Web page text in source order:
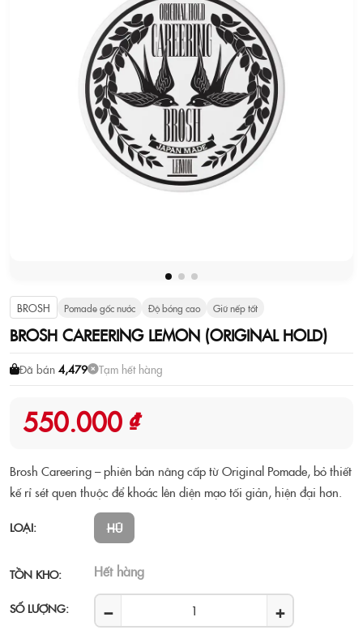
BROSH Pomade gốc nước Độ bóng cao Giữ nếp tốt
BROSH CAREERING LEMON (ORIGINAL HOLD)
Đã bán 4,479 Tạm hết hàng
550.000 ₫
Brosh Careering – phiên bản nâng cấp từ Original Pomade, bỏ thiết
kế rỉ sét quen thuộc để khoác lên diện mạo tối giản, hiện đại hơn.
LOẠI: HŨ
TỒN KHO: Hết hàng
SỐ LƯỢNG: − +